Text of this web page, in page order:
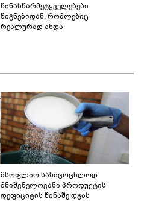
წინასწარმეტყველებები
წიგნებიდან, რომლებიც
რეალურად ახდა
მსოფლიო სასიცოცხლოდ
მნიშვნელოვანი პროდუქტის
დეფიციტის წინაშე დგას